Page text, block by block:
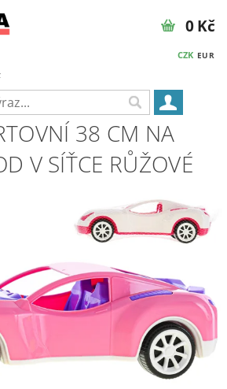
CZK EUR
0 Kč
38 CM NA
V SÍŤCE RŮŽOVÉ